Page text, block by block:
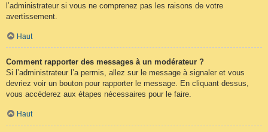
l’administrateur si vous ne comprenez pas les raisons de votre
avertissement.
Haut
Comment rapporter des messages à un modérateur ?
Si l’administrateur l’a permis, allez sur le message à signaler et vous
devriez voir un bouton pour rapporter le message. En cliquant dessus,
vous accéderez aux étapes nécessaires pour le faire.
Haut